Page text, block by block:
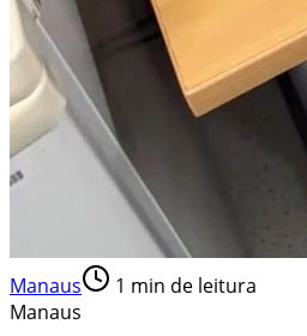
Manaus 1 min de leitura
Manaus